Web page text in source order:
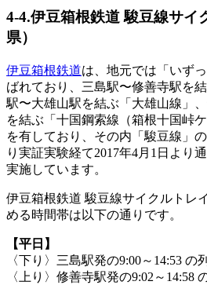
4-4.伊豆箱根鉄道 駿豆線サイ
県）
伊豆箱根鉄道は、地元では「いず
ばれており、三島駅〜修善寺駅を
駅〜大雄山駅を結ぶ「大雄山線」
を結ぶ「十国鋼索線（箱根十国峠
を有しており、その内「駿豆線」
り実証実験経て2017年4月1日より
実施しています。
伊豆箱根鉄道 駿豆線サイクルトレ
める時間帯は以下の通りです。
【平日】
〈下り〉三島駅発の9:00～14:53 の
〈上り〉修善寺駅発の9:02～14:58